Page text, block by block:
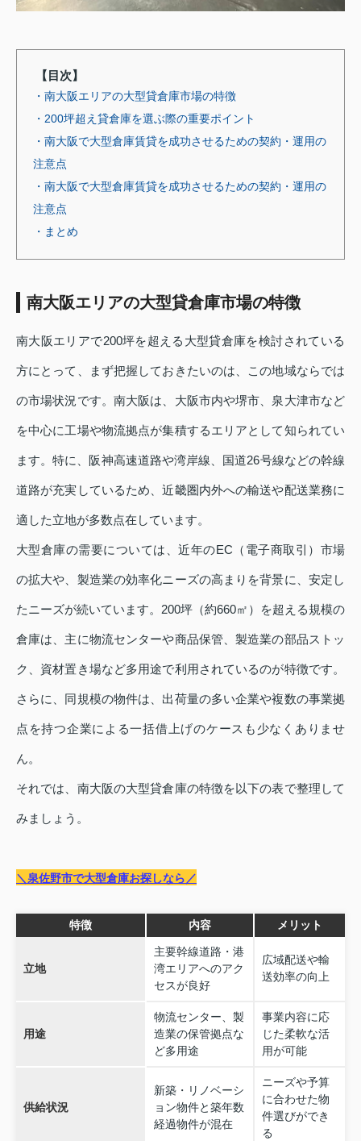
【目次】
・南大阪エリアの大型貸倉庫市場の特徴
・200坪超え貸倉庫を選ぶ際の重要ポイント
・南大阪で大型倉庫賃貸を成功させるための契約・運用の
注意点
・南大阪で大型倉庫賃貸を成功させるための契約・運用の
注意点
・まとめ
南大阪エリアの大型貸倉庫市場の特徴
南大阪エリアで200坪を超える大型貸倉庫を検討されている
方にとって、まず把握しておきたいのは、この地域ならでは
の市場状況です。南大阪は、大阪市内や堺市、泉大津市など
を中心に工場や物流拠点が集積するエリアとして知られてい
ます。特に、阪神高速道路や湾岸線、国道26号線などの幹線
道路が充実しているため、近畿圏内外への輸送や配送業務に
適した立地が多数点在しています。
大型倉庫の需要については、近年のEC（電子商取引）市場
の拡大や、製造業の効率化ニーズの高まりを背景に、安定し
たニーズが続いています。200坪（約660㎡）を超える規模の
倉庫は、主に物流センターや商品保管、製造業の部品ストッ
ク、資材置き場など多用途で利用されているのが特徴です。
さらに、同規模の物件は、出荷量の多い企業や複数の事業拠
点を持つ企業による一括借上げのケースも少なくありませ
ん。
それでは、南大阪の大型貸倉庫の特徴を以下の表で整理して
みましょう。
＼泉佐野市で大型倉庫お探しなら／
特徴 内容 メリット
立地
主要幹線道路・港
湾エリアへのアク
セスが良好
広域配送や輸
送効率の向上
用途
物流センター、製
造業の保管拠点な
ど多用途
事業内容に応
じた柔軟な活
用が可能
供給状況
新築・リノベーシ
ョン物件と築年数
経過物件が混在
ニーズや予算
に合わせた物
件選びができ
る